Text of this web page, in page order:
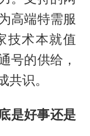
高端特需服
技术本就值
号的供给，
识。
是好事还是